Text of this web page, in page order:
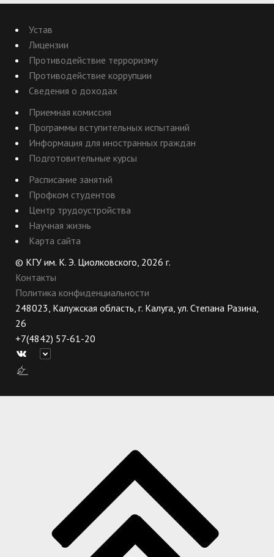
Устав
Лицензии
Противодействие терроризму
Противодействие коррупции
Сведения о доходах
Приемная комиссия
Программы вступительных испытаний
Информация для иностранных граждан
Подготовительные курсы
Расписание занятий
Профком студентов
Центр трудоустройства
Научная жизнь
Карта сайта
© КГУ им. К. Э. Циолковского, 2026 г.
Контакты
Политика конфиденциальности
248023, Калужская область, г. Калуга, ул. Степана Разина,
26
+7(4842) 57-61-20